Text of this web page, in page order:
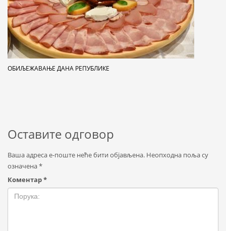
OБИЉЕЖАВАЊE ДАНА РЕПУБЛИКЕ
Оставите одговор
Ваша адреса е-поште неће бити објављена. Неопходна поља су
означена*
Коментар*